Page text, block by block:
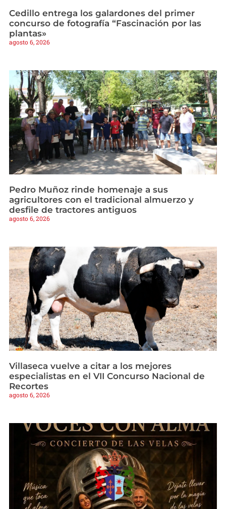
Cedillo entrega los galardones del primer
concurso de fotografía “Fascinación por las
plantas»
agosto 6, 2026
Pedro Muñoz rinde homenaje a sus
agricultores con el tradicional almuerzo y
desfile de tractores antiguos
agosto 6, 2026
Villaseca vuelve a citar a los mejores
especialistas en el VII Concurso Nacional de
Recortes
agosto 6, 2026